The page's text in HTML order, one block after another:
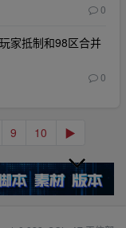
0
家抵制和98区合并
0
9 10 ▶